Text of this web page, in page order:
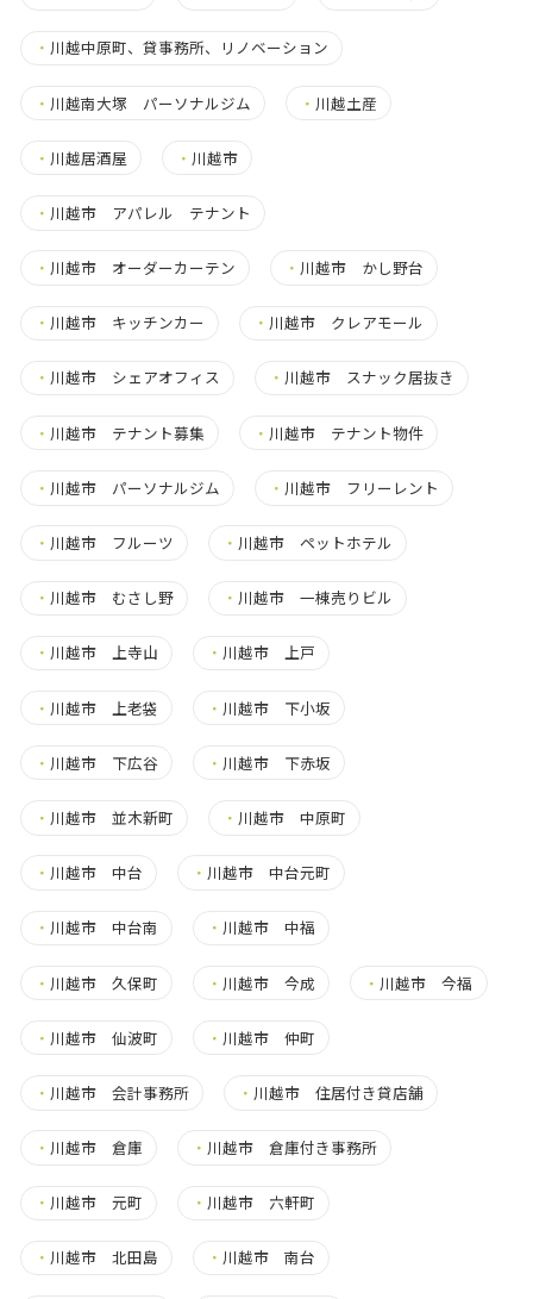
・ 川越中原町、貸事務所、リノベーション
・ 川越南大塚 パーソナルジム ・ 川越土産
・ 川越居酒屋 ・ 川越市
・ 川越市 アパレル テナント
・ 川越市 オーダーカーテン ・ 川越市 かし野台
・ 川越市 キッチンカー ・ 川越市 クレアモール
・ 川越市 シェアオフィス ・ 川越市 スナック居抜き
・ 川越市 テナント募集 ・ 川越市 テナント物件
・ 川越市 パーソナルジム ・ 川越市 フリーレント
・ 川越市 フルーツ ・ 川越市 ペットホテル
・ 川越市 むさし野 ・ 川越市 一棟売りビル
・ 川越市 上寺山 ・ 川越市 上戸
・ 川越市 上老袋 ・ 川越市 下小坂
・ 川越市 下広谷 ・ 川越市 下赤坂
・ 川越市 並木新町 ・ 川越市 中原町
・ 川越市 中台 ・ 川越市 中台元町
・ 川越市 中台南 ・ 川越市 中福
・ 川越市 久保町 ・ 川越市 今成 ・ 川越市 今福
・ 川越市 仙波町 ・ 川越市 仲町
・ 川越市 会計事務所 ・ 川越市 住居付き貸店舗
・ 川越市 倉庫 ・ 川越市 倉庫付き事務所
・ 川越市 元町 ・ 川越市 六軒町
・ 川越市 北田島 ・ 川越市 南台